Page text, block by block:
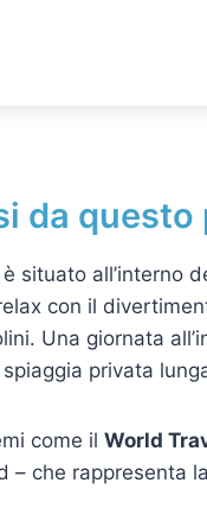
da questo
è situato all’interno
con il
Una giornata
spiaggia privata
come il World
– che rappresenta la